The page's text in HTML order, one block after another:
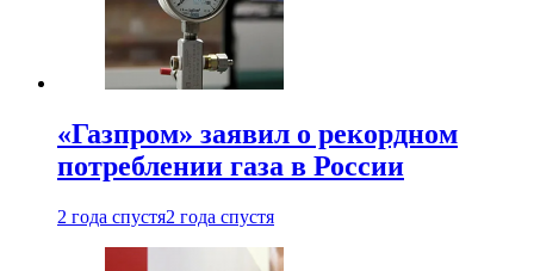
«Газпром» заявил о рекордном
потреблении газа в России
2 года спустя2 года спустя